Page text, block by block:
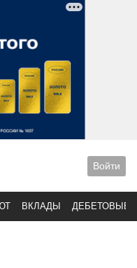
Войти
ВКЛАДЫ ДЕБЕТОВЫЕ